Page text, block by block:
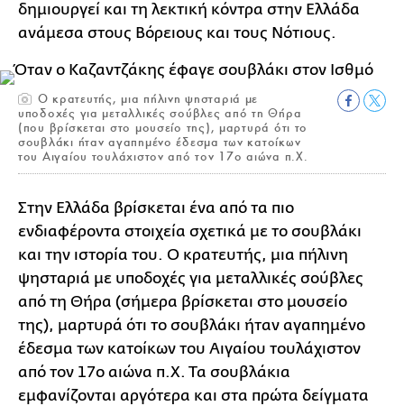
δημιουργεί και τη λεκτική κόντρα στην Ελλάδα
ανάμεσα στους Βόρειους και τους Νότιους.
O κρατευτής, μια πήλινη ψησταριά με
υποδοχές για μεταλλικές σούβλες από τη Θήρα
(που βρίσκεται στο μουσείο της), μαρτυρά ότι το
σουβλάκι ήταν αγαπημένο έδεσμα των κατοίκων
του Αιγαίου τουλάχιστον από τον 17ο αιώνα π.Χ.
Στην Ελλάδα βρίσκεται ένα από τα πιο
ενδιαφέροντα στοιχεία σχετικά με το σουβλάκι
και την ιστορία του. O κρατευτής, μια πήλινη
ψησταριά με υποδοχές για μεταλλικές σούβλες
από τη Θήρα (σήμερα βρίσκεται στο μουσείο
της), μαρτυρά ότι το σουβλάκι ήταν αγαπημένο
έδεσμα των κατοίκων του Αιγαίου τουλάχιστον
από τον 17ο αιώνα π.Χ. Τα σουβλάκια
εμφανίζονται αργότερα και στα πρώτα δείγματα